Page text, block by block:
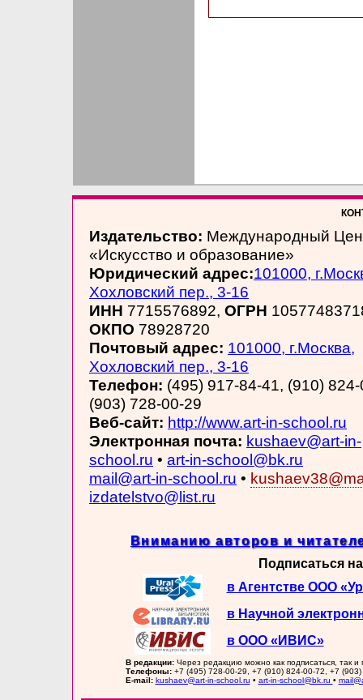
Издательство: Международный
«Искусство и образование»
Юридический адрес:101000,
Хохловский пер., 3-16
ИНН 7715576892, ОГРН
ОКПО 78928720
Почтовый адрес: 101000, г.Москва,
Хохловский пер., 3-16
Телефон: (495) 917-84-41, (910)
(903) 728-00-29
Веб-сайт: http://www.art-in-school.ru
Электронная почта: kushaev@art-in-
school.ru • art-in-school@bk.ru
mail@art-in-school.ru •
izdatelstvo@list.ru
Вниманию авторов и
Подписаться
в Агентстве ООО
в Научной
в ООО «ИВИС»
В редакции:Через редакцию можно как подписаться, так
Телефоны:+7 (495) 728-00-29, +7 (910) 824-00-72, +7
E-mail: kushaev@art-in-school.ru • art-in-school@bk.ru •